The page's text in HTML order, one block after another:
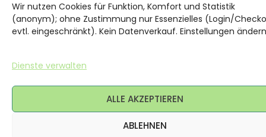
Wir nutzen Cookies für Funktion, Komfort und Statistik
(anonym); ohne Zustimmung nur Essenzielles (Login/
evtl. eingeschränkt). Kein Datenverkauf. Einstellungen
Dienste verwalten
ALLE AKZEPTIEREN
ABLEHNEN